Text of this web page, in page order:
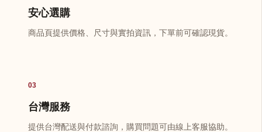
安心選購
商品頁提供價格、尺寸與實拍資訊，下單前可確認現貨。
03
台灣服務
提供台灣配送與付款諮詢，購買問題可由線上客服協助。